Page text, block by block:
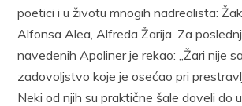
poetici i u životu mnogih nadrealista:
Alfonsa Alea, Alfreda Žarija. Za
navedenih Apoliner je rekao: „Žari nije
zadovoljstvo koje je osećao pri
Neki od njih su praktične šale doveli do